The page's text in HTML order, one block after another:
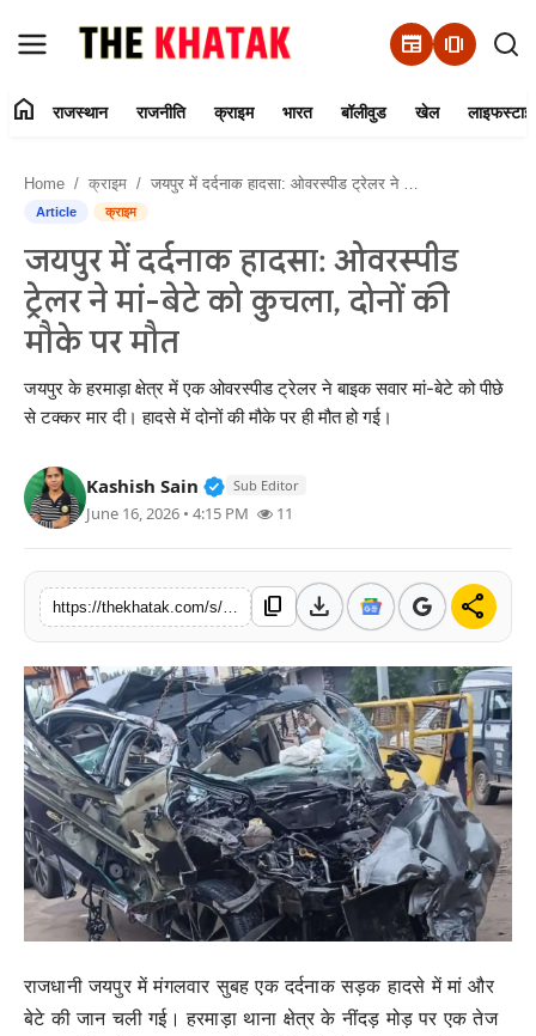
newspaper amp_stories
Contact Us
राजस्थान
राजनीति
क्राइम
बॉलीवुड
खेल
लाइफस्टाइल
अंतर्राष्ट्रीय
home राजस्थान राजनीति क्राइम भारत बॉलीवुड खेल
Home क्राइम जयपुर में दर्दनाक हादसा: ओवरस्पीड ट्रेलर ने मां-बेटे को कुचला, दोनों की मौके पर मौत
Article क्राइम
जयपुर में दर्दनाक हादसा: ओवरस्पीड
ट्रेलर ने मां-बेटे को कुचला, दोनों की
मौके पर मौत
जयपुर के हरमाड़ा क्षेत्र में एक ओवरस्पीड ट्रेलर ने बाइक सवार मां-बेटे को पीछे
से टक्कर मार दी। हादसे में दोनों की मौके पर ही मौत हो गई।
Kashish Sain Verified Public Figure • 11 Jun,
Sub Editor
June 16, 2026 • 4:15 PM 11
content_copy download share
राजधानी जयपुर में मंगलवार सुबह एक दर्दनाक सड़क हादसे में मां और
बेटे की जान चली गई। हरमाड़ा थाना क्षेत्र के नींदड़ मोड़ पर एक तेज